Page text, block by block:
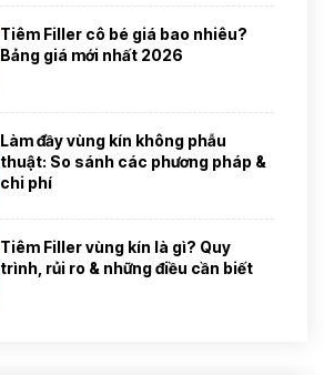
Tiêm Filler cô bé giá bao nhiêu?
Bảng giá mới nhất 2026
Làm đầy vùng kín không phẫu
thuật: So sánh các phương pháp &
chi phí
Tiêm Filler vùng kín là gì? Quy
trình, rủi ro & những điều cần biết